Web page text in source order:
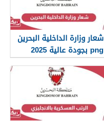
شعار وزارة الداخلية البحرين
png بجودة عالية 2025